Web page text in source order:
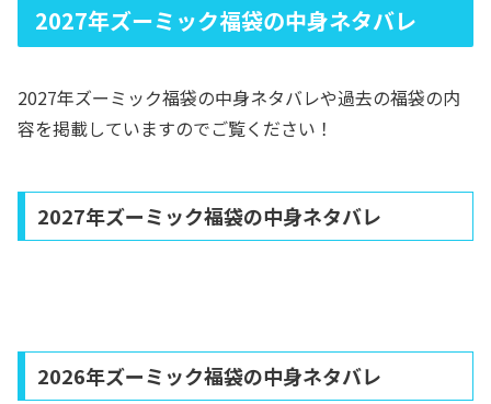
2027年ズーミック福袋の中身ネタバレ
2027年ズーミック福袋の中身ネタバレや過去の福袋の内
容を掲載していますのでご覧ください！
2027年ズーミック福袋の中身ネタバレ
2026年ズーミック福袋の中身ネタバレ